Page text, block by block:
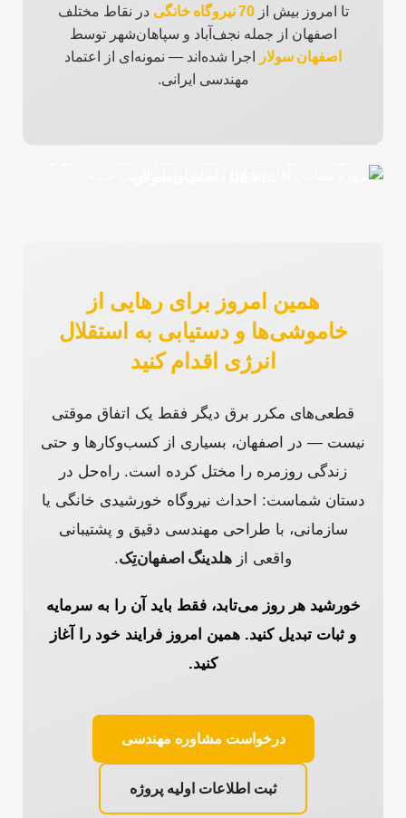
تا امروز بیش از70 نیروگاه خانگی
در نقاط مختلف
اصفهان از جمله نجف‌آباد و سپاهان‌شهر توسط
اصفهان سولار
اجرا شده‌اند — نمونه‌ای از اعتماد
مهندسی ایرانی.
همین امروز برای رهایی از
خاموشی‌ها و دستیابی به استقلال
انرژی اقدام کنید
قطعی‌های مکرر برق دیگر فقط یک اتفاق موقتی
نیست — در اصفهان، بسیاری از کسب‌وکارها و حتی
زندگی روزمره را مختل کرده است. راه‌حل در
دستان شماست: احداث نیروگاه خورشیدی خانگی یا
سازمانی، با طراحی مهندسی دقیق و پشتیبانی
واقعی از هلدینگ اصفهان‌تِک.
خورشید هر روز می‌تابد، فقط باید آن را به سرمایه
و ثبات تبدیل کنید. همین امروز فرایند خود را آغاز
کنید.
درخواست مشاوره مهندسی
ثبت اطلاعات اولیه پروژه